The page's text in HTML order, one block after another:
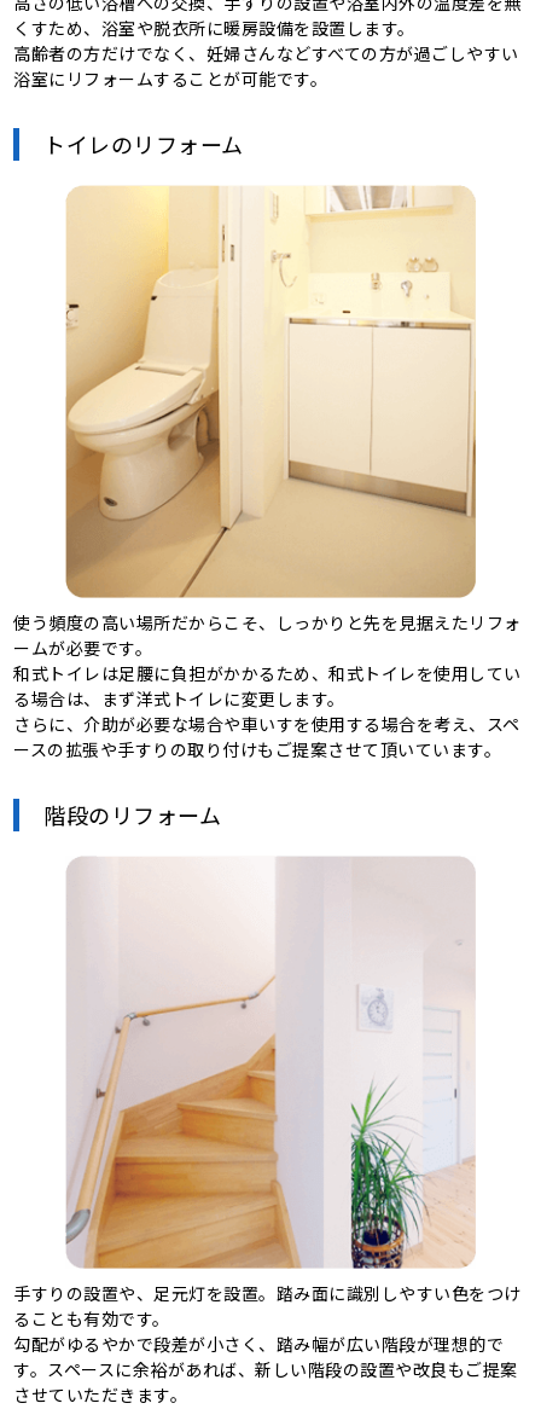
くすため、浴室や脱衣所に暖房設備を設置します。
高齢者の方だけでなく、妊婦さんなどすべての方が過ごしやすい
浴室にリフォームすることが可能です。
トイレのリフォーム
使う頻度の高い場所だからこそ、しっかりと先を見据えたリフォ
ームが必要です。
和式トイレは足腰に負担がかかるため、和式トイレを使用してい
る場合は、まず洋式トイレに変更します。
さらに、介助が必要な場合や車いすを使用する場合を考え、スペ
ースの拡張や手すりの取り付けもご提案させて頂いています。
階段のリフォーム
手すりの設置や、足元灯を設置。踏み面に識別しやすい色をつけ
ることも有効です。
勾配がゆるやかで段差が小さく、踏み幅が広い階段が理想的で
す。スペースに余裕があれば、新しい階段の設置や改良もご提案
させていただきます。